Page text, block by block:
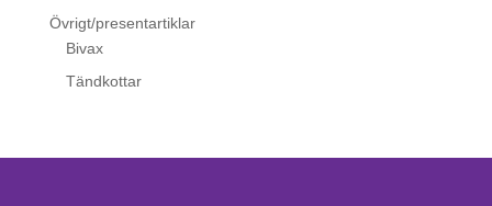
Övrigt/presentartiklar
Bivax
Tändkottar